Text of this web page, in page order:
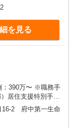
を見る
：390万〜 ※職務手
居住支援特別手
当（月平均2回
）、深夜勤手当
的に支払われる手当
16-2 府中第一生命